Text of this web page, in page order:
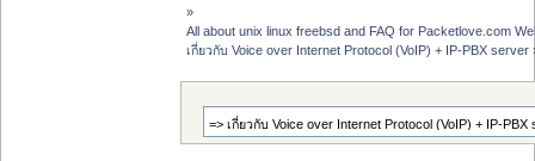
»
All about unix linux freebsd and FAQ for Packetlove.com
เกี่ยวกับ Voice over Internet Protocol (VoIP) + IP-PBX server